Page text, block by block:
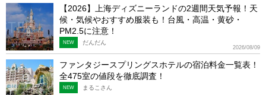
【2026】上海ディズニーランドの2週間天気予報！天
候・気候やおすすめ服装も！台風・高温・黄砂・
PM2.5に注意！
2026/08/09
NEW だんだん
ファンタジースプリングスホテルの宿泊料金一覧表！
全475室の値段を徹底調査！
NEW まるこさん